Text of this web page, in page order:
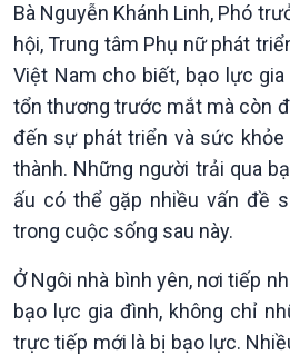
Bà Nguyễn Khánh Linh, Phó
hội, Trung tâm Phụ nữ phát
Việt Nam cho biết, bạo lực
tổn thương trước mắt mà còn
đến sự phát triển và sức
thành. Những người trải qua
ấu có thể gặp nhiều vấn đề
trong cuộc sống sau này.
Ở Ngôi nhà bình yên, nơi tiếp
bạo lực gia đình, không chỉ
trực tiếp mới là bị bạo lực.